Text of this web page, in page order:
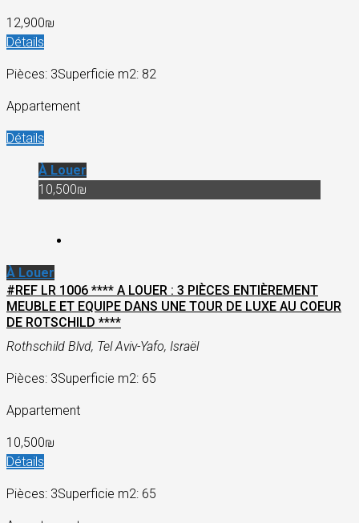
12,900₪
Détails
Pièces: 3Superficie m2: 82
Appartement
Détails
À Louer
10,500₪
À Louer
#REF LR 1006 **** A LOUER : 3 PIÈCES ENTIÈREMENT
MEUBLE ET EQUIPE DANS UNE TOUR DE LUXE AU COEUR
DE ROTSCHILD ****
Rothschild Blvd, Tel Aviv-Yafo, Israël
Pièces: 3Superficie m2: 65
Appartement
10,500₪
Détails
Pièces: 3Superficie m2: 65